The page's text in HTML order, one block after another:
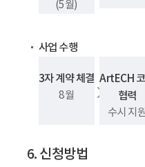
(5월)
사업 수행
3자 계약 체결
8월
ArtECH 코
협력
수시 지
6. 신청방법